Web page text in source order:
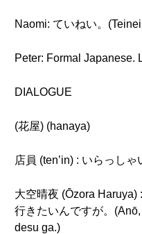
Naomi: ていねい。
Peter: Formal Japanese.
DIALOGUE
(花屋) (hanaya)
店員 (ten’in) : いらっし
大空晴夜 (Ōzora Haruya)
行きたいんですが。
desu ga.)